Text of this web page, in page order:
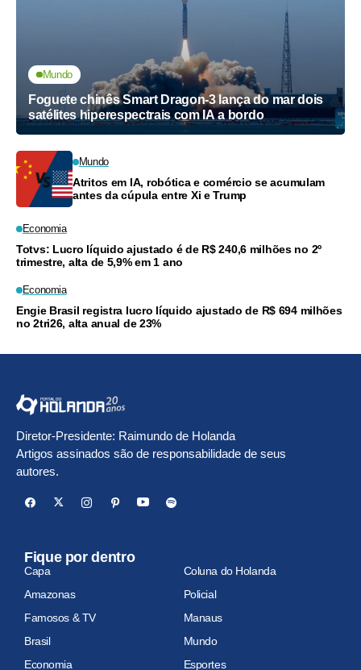
Mundo
Foguete chinês Smart Dragon-3 lança do mar dois
satélites hiperespectrais com IA a bordo
Mundo
Atritos em IA, robótica e comércio se acumulam
antes da cúpula entre Xi e Trump
Economia
Totvs: Lucro líquido ajustado é de R$ 240,6 milhões no 2º
trimestre, alta de 5,9% em 1 ano
Economia
Engie Brasil registra lucro líquido ajustado de R$ 694 milhões
no 2tri26, alta anual de 23%
Diretor-Presidente: Raimundo de Holanda
Artigos assinados são de responsabilidade de seus
autores.
Fique por dentro
Capa
Coluna do Holanda
Amazonas
Policial
Famosos & TV
Manaus
Brasil
Mundo
Economia
Esportes